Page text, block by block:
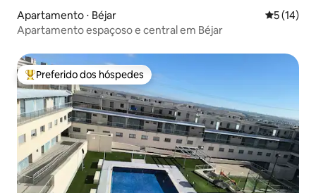
Apartamento ⋅ Béjar 5 de uma
5 (14)
Apartamento espaçoso e central em Béjar
Entre os melhores preferidos dos hóspedes
Preferido dos hóspedes